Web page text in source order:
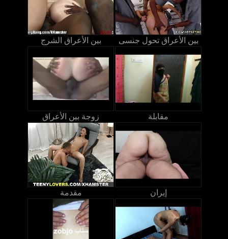
بين الأعراق الشرج بين الأعراق تحول جنسى
زوجة بين الأعراق مقابلة
مقدمة إيران